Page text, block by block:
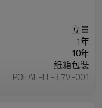
立量
1年
10年
纸箱包装
POEAE-LL-3.7V-001